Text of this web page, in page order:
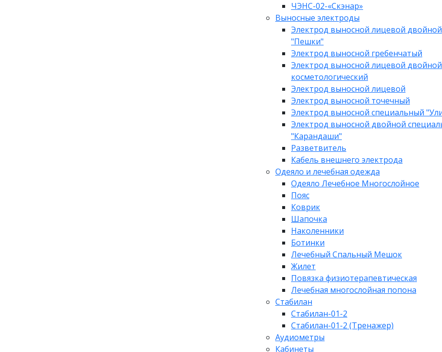
ЧЭНС-02-«Скэнар»
Выносные электроды
Электрод выносной лицевой двойной
"Пешки"
Электрод выносной гребенчатый
Электрод выносной лицевой двойной
косметологический
Электрод выносной лицевой
Электрод выносной точечный
Электрод выносной специальный
Электрод выносной двойной
"Карандаши"
Разветвитель
Кабель внешнего электрода
Одеяло и лечебная одежда
Одеяло Лечебное Многослойное
Пояс
Коврик
Шапочка
Наколенники
Ботинки
Лечебный Спальный Мешок
Жилет
Повязка физиотерапевтическая
Лечебная многослойная попона
Стабилан
Стабилан-01-2
Стабилан-01-2 (Тренажер)
Аудиометры
Кабинеты